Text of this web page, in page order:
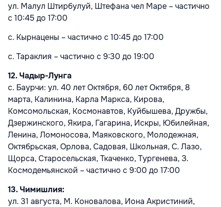
ул. Малул Штирбулуй, Штефана чел Маре – частично
с 10:45 до 17:00
с. Кырнацены – частично с 10:45 до 17:00
с. Тараклия – частично с 9:30 до 19:00
12. Чадыр-Лунга
с. Баурчи: ул. 40 лет Октября, 60 лет Октября, 8
марта, Калинина, Карла Маркса, Кирова,
Комсомольская, Космонавтов, Куйбышева, Дружбы,
Дзержинского, Якира, Гагарина, Искры, Юбилейная,
Ленина, Ломоносова, Маяковского, Молодежная,
Октябрьская, Орлова, Садовая, Школьная, С. Лазо,
Щорса, Старосельская, Ткаченко, Тургенева, З.
Космодемьянской – частично с 9:00 до 17:00
13. Чимишлия:
ул. 31 августа, М. Коновалова, Иона Акристиний,